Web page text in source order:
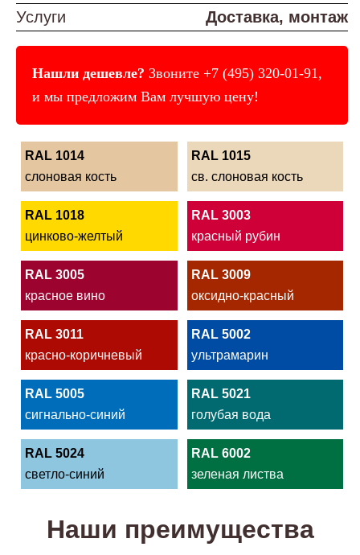
Услуги
Доставка, монтаж
Нашли дешевле? Звоните +7 (495) 320-01-91,
и мы предложим Вам лучшую цену!
RAL 1014
слоновая кость
RAL 1015
св. слоновая кость
RAL 1018
цинково-желтый
RAL 3003
красный рубин
RAL 3005
красное вино
RAL 3009
оксидно-красный
RAL 3011
красно-коричневый
RAL 5002
ультрамарин
RAL 5005
сигнально-синий
RAL 5021
голубая вода
RAL 5024
светло-синий
RAL 6002
зеленая листва
Наши преимущества